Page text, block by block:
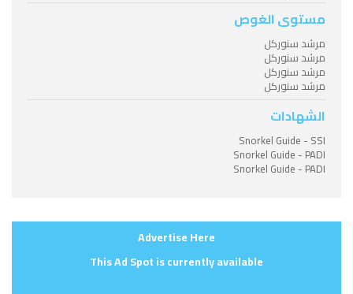
مستوى الغوص
مرشد سنوركل
مرشد سنوركل
مرشد سنوركل
مرشد سنوركل
الشهادات
Snorkel Guide - SSI
Snorkel Guide - PADI
Snorkel Guide - PADI
Advertise Here
This Ad Spot is currently available